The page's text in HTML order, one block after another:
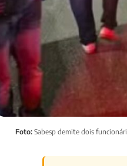
Foto: Sabesp demite dois